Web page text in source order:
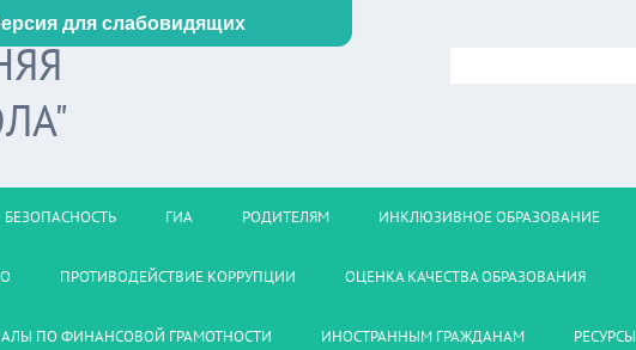
для слабовидящих
БЕЗОПАСНОСТЬ ГИА РОДИТЕЛЯМ ИНКЛЮЗИВНОЕ ОБРАЗОВАНИЕ
ПРОТИВОДЕЙСТВИЕ КОРРУПЦИИ ОЦЕНКА КАЧЕСТВА ОБРАЗОВАНИЯ
ПО ФИНАНСОВОЙ ГРАМОТНОСТИ ИНОСТРАННЫМ ГРАЖДАНАМ РЕСУРСЫ